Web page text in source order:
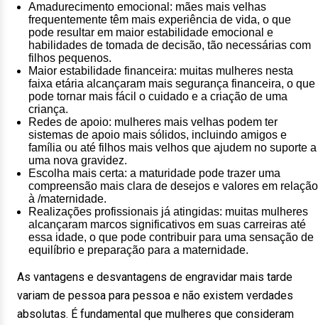
Amadurecimento emocional: mães mais velhas
frequentemente têm mais experiência de vida, o que
pode resultar em maior estabilidade emocional e
habilidades de tomada de decisão, tão necessárias com
filhos pequenos.
Maior estabilidade financeira: muitas mulheres nesta
faixa etária alcançaram mais segurança financeira, o que
pode tornar mais fácil o cuidado e a criação de uma
criança.
Redes de apoio: mulheres mais velhas podem ter
sistemas de apoio mais sólidos, incluindo amigos e
família ou até filhos mais velhos que ajudem no suporte a
uma nova gravidez.
Escolha mais certa: a maturidade pode trazer uma
compreensão mais clara de desejos e valores em relação
à /maternidade.
Realizações profissionais já atingidas: muitas mulheres
alcançaram marcos significativos em suas carreiras até
essa idade, o que pode contribuir para uma sensação de
equilíbrio e preparação para a maternidade.
As vantagens e desvantagens de engravidar mais tarde
variam de pessoa para pessoa e não existem verdades
absolutas. É fundamental que mulheres que consideram